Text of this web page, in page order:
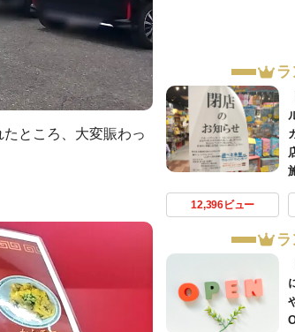
ところ、大変賑わっ
12,396ビュー